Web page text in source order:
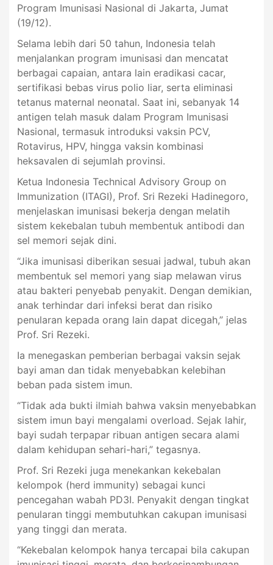
Program Imunisasi Nasional di Jakarta, Jumat
(19/12).
Selama lebih dari 50 tahun, Indonesia telah
menjalankan program imunisasi dan mencatat
berbagai capaian, antara lain eradikasi cacar,
sertifikasi bebas virus polio liar, serta eliminasi
tetanus maternal neonatal. Saat ini, sebanyak 14
antigen telah masuk dalam Program Imunisasi
Nasional, termasuk introduksi vaksin PCV,
Rotavirus, HPV, hingga vaksin kombinasi
heksavalen di sejumlah provinsi.
Ketua Indonesia Technical Advisory Group on
Immunization (ITAGI), Prof. Sri Rezeki Hadinegoro,
menjelaskan imunisasi bekerja dengan melatih
sistem kekebalan tubuh membentuk antibodi dan
sel memori sejak dini.
“Jika imunisasi diberikan sesuai jadwal, tubuh akan
membentuk sel memori yang siap melawan virus
atau bakteri penyebab penyakit. Dengan demikian,
anak terhindar dari infeksi berat dan risiko
penularan kepada orang lain dapat dicegah,” jelas
Prof. Sri Rezeki.
Ia menegaskan pemberian berbagai vaksin sejak
bayi aman dan tidak menyebabkan kelebihan
beban pada sistem imun.
“Tidak ada bukti ilmiah bahwa vaksin menyebabkan
sistem imun bayi mengalami overload. Sejak lahir,
bayi sudah terpapar ribuan antigen secara alami
dalam kehidupan sehari-hari,” tegasnya.
Prof. Sri Rezeki juga menekankan kekebalan
kelompok (herd immunity) sebagai kunci
pencegahan wabah PD3I. Penyakit dengan tingkat
penularan tinggi membutuhkan cakupan imunisasi
yang tinggi dan merata.
“Kekebalan kelompok hanya tercapai bila cakupan